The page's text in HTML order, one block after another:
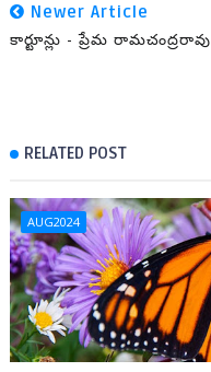
Newer Article
కార్టూన్లు - ప్రేమ రామచంద్రరావు
RELATED POST
AUG2024